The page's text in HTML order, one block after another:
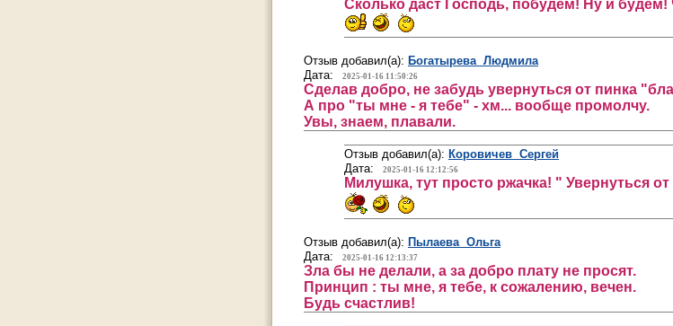
Сколько даст Господь, побудем! Ну и
Отзыв добавил(а): Богатырева Людмила
Дата:
2025-01-16 11:50:26
Сделав добро, не забудь увернуться от пинка
А про "ты мне - я тебе" - хм... вообще промолчу.
Увы, знаем, плавали.
Отзыв добавил(а): Коровичев Сергей
Дата:
2025-01-16 12:12:56
Милушка, тут просто ржачка! " Увернуться
Отзыв добавил(а): Пылаева Ольга
Дата:
2025-01-16 12:13:37
Зла бы не делали, а за добро плату не просят.
Принцип : ты мне, я тебе, к сожалению, вечен.
Будь счастлив!